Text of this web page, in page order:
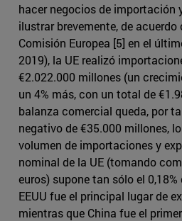
hacer negocios de importación
ilustrar brevemente, de
Comisión Europea [5] en el
2019), la UE realizó
€2.022.000 millones (un
un 4% más, con un total de
balanza comercial queda, por
negativo de €35.000 millones,
volumen de importaciones y
nominal de la UE (tomando
euros) supone tan sólo el
EEUU fue el principal lugar de
mientras que China fue el